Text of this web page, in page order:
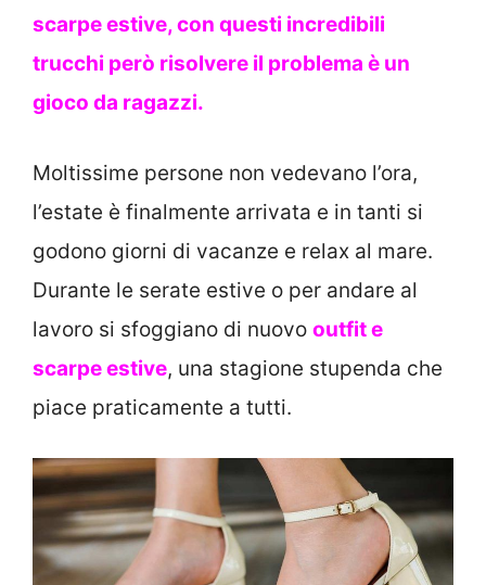
scarpe estive, con questi incredibili
trucchi però risolvere il problema è un
gioco da ragazzi.
Moltissime persone non vedevano l’ora,
l’estate è finalmente arrivata e in tanti si
godono giorni di vacanze e relax al mare.
Durante le serate estive o per andare al
lavoro si sfoggiano di nuovo outfit e
scarpe estive, una stagione stupenda che
piace praticamente a tutti.